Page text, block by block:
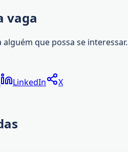
vaga
que possa se interessar.
LinkedIn X